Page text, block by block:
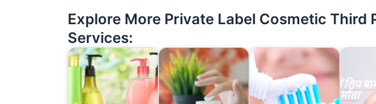
Explore More Private Label Cosmetic
Services: